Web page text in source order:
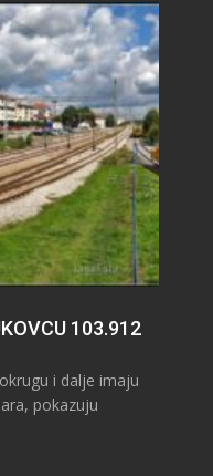
103.912
i dalje imaju
pokazuju